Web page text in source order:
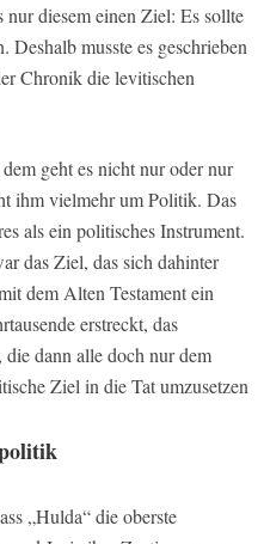
nur diesem einen Ziel: Es sollte
musste es geschrieben
Chronik die levitischen
geht es nicht nur oder nur
ihm vielmehr um Politik. Das
als ein politisches Instrument.
das Ziel, das sich dahinter
dem Alten Testament ein
erstreckt, das
dann alle doch nur dem
Ziel in die Tat umzusetzen
„Hulda“ die oberste